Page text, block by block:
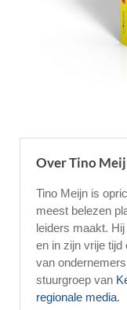
Over Tino
Tino Meijn is
meest belezen
leiders maakt.
en in zijn vrije
van
stuurgroep van
regionale media.